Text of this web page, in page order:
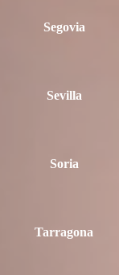
Segovia
Sevilla
Soria
Tarragona